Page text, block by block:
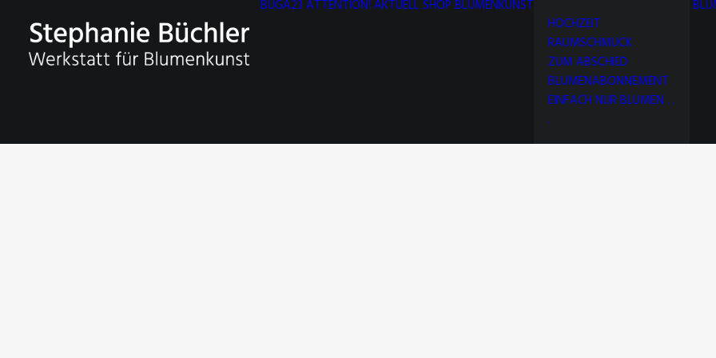
BUGA23 ATTENTION! AKTUELLSHOP BLUMENKUNST
HOCHZEIT
RAUMSCHMUCK
ZUM ABSCHIED
BLUMENABONNEMENT
EINFACH NUR BLUMEN . .
.